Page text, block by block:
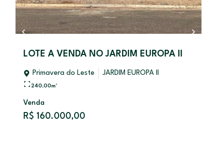
LOTE A VENDA NO JARDIM EUROPA ll
Primavera do Leste JARDIM EUROPA II
240,00m²
Venda
R$ 160.000,00